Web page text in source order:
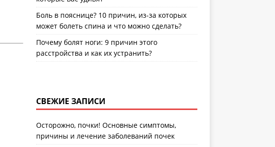
Боль в пояснице? 10 причин, из-за которых
может болеть спина и что можно сделать?
Почему болят ноги: 9 причин этого
расстройства и как их устранить?
СВЕЖИЕ ЗАПИСИ
Осторожно, почки! Основные симптомы,
причины и лечение заболеваний почек